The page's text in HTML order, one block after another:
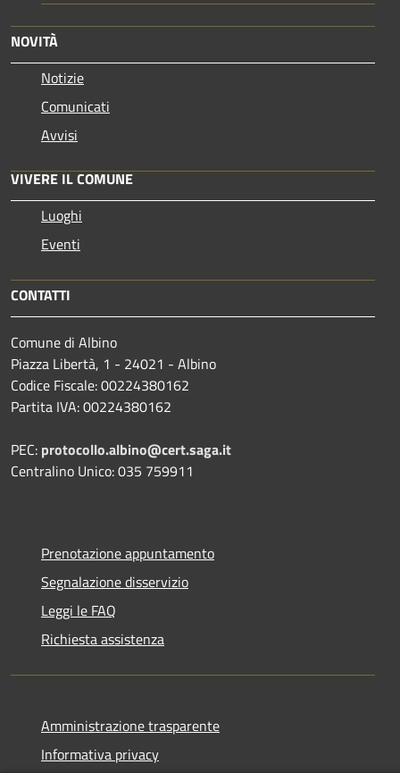
NOVITÀ
Notizie
Comunicati
Avvisi
VIVERE IL COMUNE
Luoghi
Eventi
CONTATTI
Comune di Albino
Piazza Libertà, 1 - 24021 - Albino
Codice Fiscale: 00224380162
Partita IVA: 00224380162
PEC: protocollo.albino@cert.saga.it
Centralino Unico: 035 759911
Prenotazione appuntamento
Segnalazione disservizio
Leggi le FAQ
Richiesta assistenza
Amministrazione trasparente
Informativa privacy